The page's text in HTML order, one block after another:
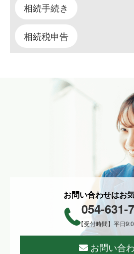
相続手続き
相続税申告
お問い合わせはお
054-631-
【受付時間】平日
お問い合